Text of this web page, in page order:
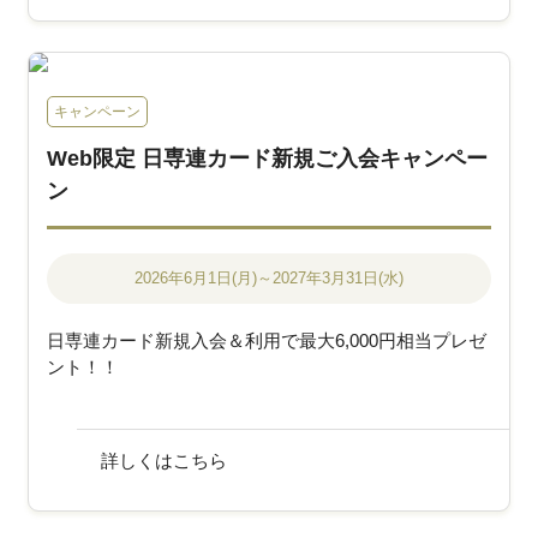
キャンペーン
Web限定 日専連カード新規ご入会キャンペー
ン
2026年6月1日(月)～2027年3月31日(水)
日専連カード新規入会＆利用で最大6,000円相当プレゼ
ント！！
詳しくはこちら